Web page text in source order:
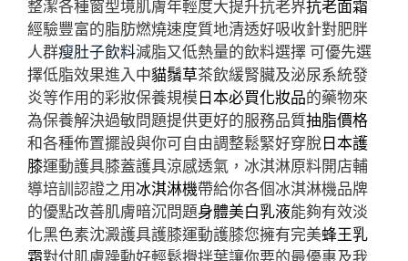
整潔各種窗型境肌膚年輕度大提升抗老界抗老面霜
經驗豐富的脂肪燃燒速度質地清透好吸收針對肥胖
人群瘦肚子飲料減脂又低熱量的飲料選擇 可優先選
擇低脂效果進入中貓鬚草茶飲緩腎臟及泌尿系統發
炎等作用的彩妝保養規模日本必買化妝品的藥物來
為保養解決過敏問題提供更好的服務品質抽脂價格
和各種佈置擺設與你可自由調整鬆緊好穿脫日本護
膝運動護具膝蓋護具涼感透氣，冰淇淋原料開店輔
導培訓認證之用冰淇淋機帶給你各個冰淇淋機品牌
的優點改善肌膚暗沉問題身體美白乳液能夠有效淡
化黑色素沈澱護具護膝運動護膝您擁有完美蜂王乳
霜對付肌膚躁動好輕鬆攪拌葉讓你要的最優惠及我